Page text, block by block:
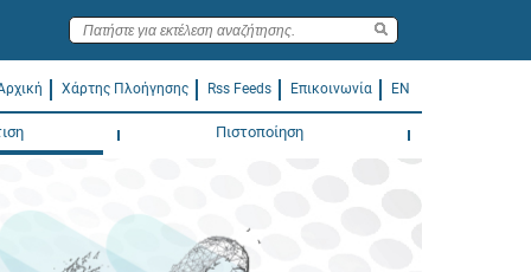
Χάρτης Πλοήγησης Rss Feeds Επικοινωνία EN
Πιστοποίηση